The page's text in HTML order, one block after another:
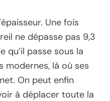
Une fois
ne dépasse pas 9,3
qu’il passe sous la
là où ses
On peut enfin
à déplacer toute la